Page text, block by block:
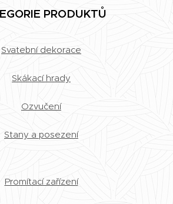
PRODUKTŮ
Svatební dekorace
Skákací hrady
Ozvučení
Stany a posezení
Promítací zařízení